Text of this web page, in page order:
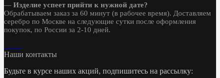
— Изделие успеет прийти к нужной дате?
Обрабатываем заказ за 60 минут (в рабочее время). Доставляем
серебро по Москве на следующие сутки после оформления
покупок, по России за 2-10 дней.
Наши контакты
Будьте в курсе наших акций, подпишитесь на рассылку: